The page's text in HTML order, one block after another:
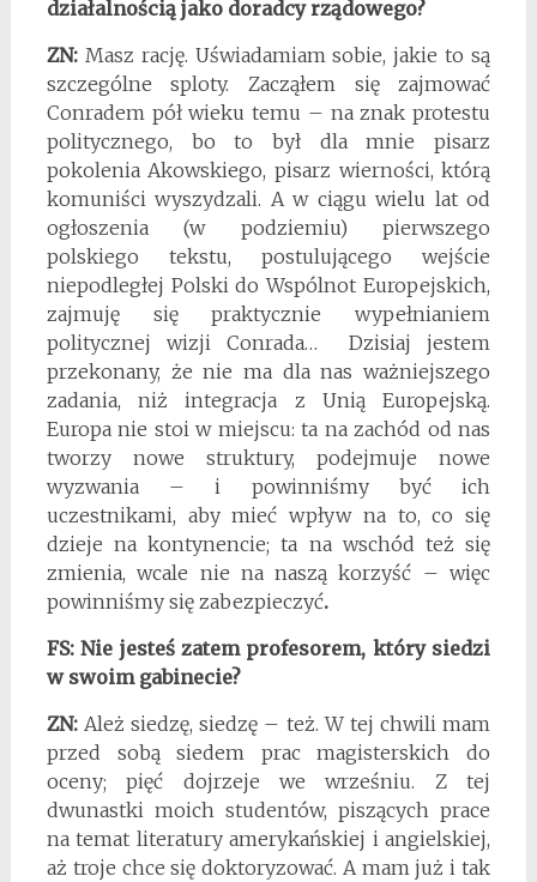
działalnością jako doradcy rządowego?
ZN:Masz rację. Uświadamiam sobie, jakie to są
szczególne sploty. Zacząłem się zajmować
Conradem pół wieku temu – na znak protestu
politycznego, bo to był dla mnie pisarz
pokolenia Akowskiego, pisarz wierności, którą
komuniści wyszydzali. A w ciągu wielu lat od
ogłoszenia (w podziemiu) pierwszego
polskiego tekstu, postulującego wejście
niepodległej Polski do Wspólnot Europejskich,
zajmuję się praktycznie wypełnianiem
politycznej wizji Conrada… Dzisiaj jestem
przekonany, że nie ma dla nas ważniejszego
zadania, niż integracja z Unią Europejską.
Europa nie stoi w miejscu: ta na zachód od nas
tworzy nowe struktury, podejmuje nowe
wyzwania – i powinniśmy być ich
uczestnikami, aby mieć wpływ na to, co się
dzieje na kontynencie; ta na wschód też się
zmienia, wcale nie na naszą korzyść – więc
powinniśmy się zabezpieczyć.
FS: Nie jesteś zatem profesorem, który siedzi
w swoim gabinecie?
ZN:Ależ siedzę, siedzę – też. W tej chwili mam
przed sobą siedem prac magisterskich do
oceny; pięć dojrzeje we wrześniu. Z tej
dwunastki moich studentów, piszących prace
na temat literatury amerykańskiej i angielskiej,
aż troje chce się doktoryzować. A mam już i tak